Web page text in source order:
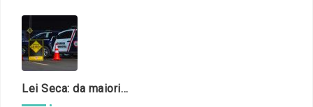
Lei Seca: da maioridade à maturidade